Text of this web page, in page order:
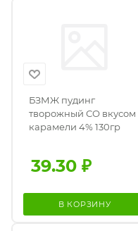
БЗМЖ пудинг
творожный СО вкусом
карамели 4% 130гр
39.30 ₽
В КОРЗИНУ